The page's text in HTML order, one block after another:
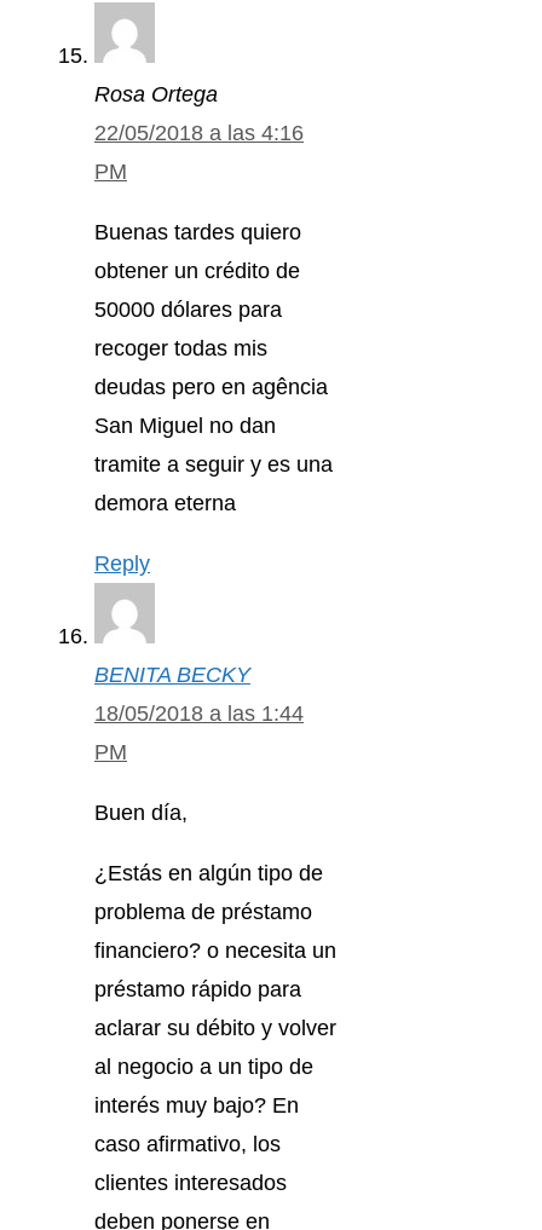
Rosa Ortega
22/05/2018 a las 4:16
PM
Buenas tardes quiero
obtener un crédito de
50000 dólares para
recoger todas mis
deudas pero en agência
San Miguel no dan
tramite a seguir y es una
demora eterna
Reply
BENITA BECKY
18/05/2018 a las 1:44
PM
Buen día,
¿Estás en algún tipo de
problema de préstamo
financiero? o necesita un
préstamo rápido para
aclarar su débito y volver
al negocio a un tipo de
interés muy bajo? En
caso afirmativo, los
clientes interesados
deben ponerse en